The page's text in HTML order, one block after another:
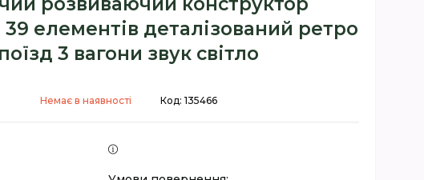
39 елементів деталізований ретро
поїзд 3 вагони звук світло
Немає в наявності Код: 135466